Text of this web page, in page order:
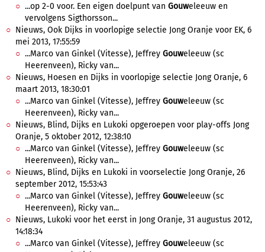
...op 2-0 voor. Een eigen doelpunt van Gouweleeuw en
vervolgens Sigthorsson...
Nieuws, Ook Dijks in voorlopige selectie Jong Oranje voor EK, 6
mei 2013, 17:55:59
...Marco van Ginkel (Vitesse), Jeffrey Gouweleeuw (sc
Heerenveen), Ricky van...
Nieuws, Hoesen en Dijks in voorlopige selectie Jong Oranje, 6
maart 2013, 18:30:01
...Marco van Ginkel (Vitesse), Jeffrey Gouweleeuw (sc
Heerenveen), Ricky van...
Nieuws, Blind, Dijks en Lukoki opgeroepen voor play-offs Jong
Oranje, 5 oktober 2012, 12:38:10
...Marco van Ginkel (Vitesse), Jeffrey Gouweleeuw (sc
Heerenveen), Ricky van...
Nieuws, Blind, Dijks en Lukoki in voorselectie Jong Oranje, 26
september 2012, 15:53:43
...Marco van Ginkel (Vitesse), Jeffrey Gouweleeuw (sc
Heerenveen), Ricky van...
Nieuws, Lukoki voor het eerst in Jong Oranje, 31 augustus 2012,
14:18:34
...Marco van Ginkel (Vitesse), Jeffrey Gouweleeuw (sc